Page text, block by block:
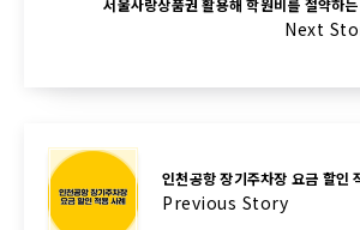
Next
인천공항 장기주차장 요금 할인
Previous Story